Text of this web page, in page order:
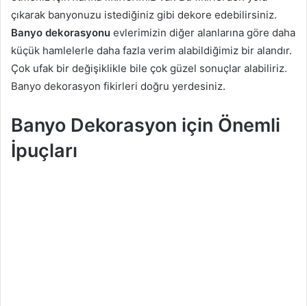
çıkarak banyonuzu istediğiniz gibi dekore edebilirsiniz.
Banyo dekorasyonu evlerimizin diğer alanlarına göre daha
küçük hamlelerle daha fazla verim alabildiğimiz bir alandır.
Çok ufak bir değişiklikle bile çok güzel sonuçlar alabiliriz.
Banyo dekorasyon fikirleri doğru yerdesiniz.
Banyo Dekorasyon için Önemli
İpuçları